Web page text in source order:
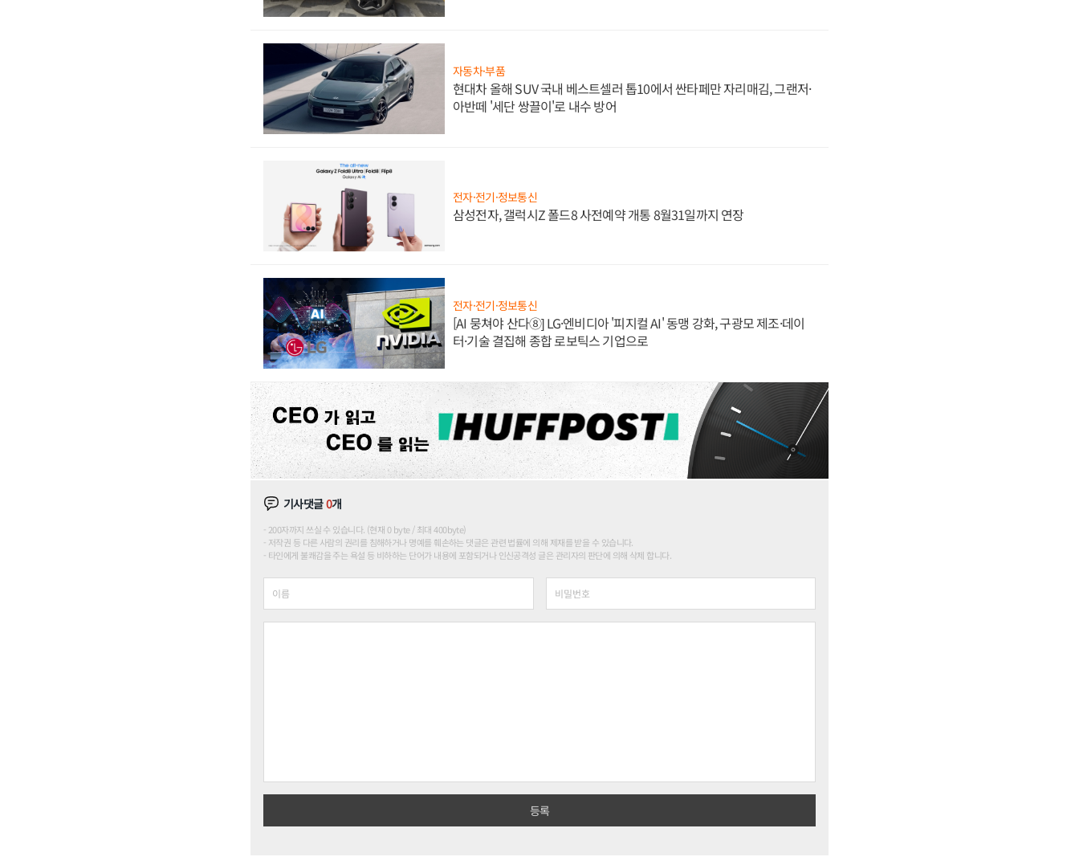
자동차·부품
현대차 올해 SUV 국내 베스트셀러 톱10에서 싼타페만 자리매김, 그랜저·
아반떼 '세단 쌍끌이'로 내수 방어
전자·전기·정보통신
삼성전자, 갤럭시Z 폴드8 사전예약 개통 8월31일까지 연장
전자·전기·정보통신
[AI 뭉쳐야 산다⑧] LG·엔비디아 '피지컬 AI' 동맹 강화, 구광모 제조·데이
터·기술 결집해 종합 로보틱스 기업으로
기사댓글0개
200자까지 쓰실 수 있습니다. (현재 0 byte / 최대 400byte)
저작권 등 다른 사람의 권리를 침해하거나 명예를 훼손하는 댓글은 관련 법률에 의해 제재를 받을 수 있습니다.
타인에게 불쾌감을 주는 욕설 등 비하하는 단어가 내용에 포함되거나 인신공격성 글은 관리자의 판단에 의해 삭제 합니다.